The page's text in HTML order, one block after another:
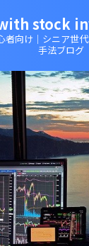
stock
者向け｜シニア世
手法ブログ